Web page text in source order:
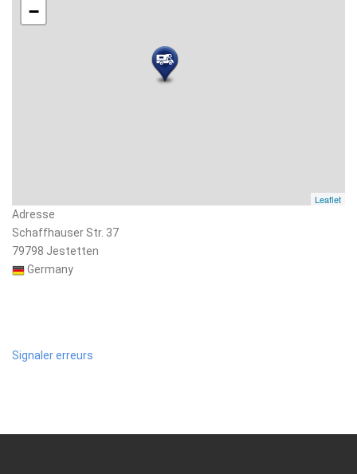
−
Leaflet
Adresse
Schaffhauser Str. 37
79798 Jestetten
Germany
Signaler erreurs